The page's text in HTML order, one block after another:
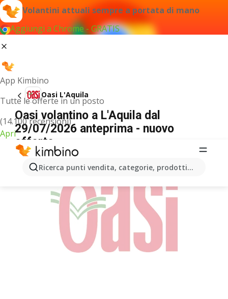
Volantini attuali sempre a portata di mano
Aggiungi a Chrome - GRATIS
App Kimbino
Tutte le offerte in un posto
(14.100 recensioni)
Apri
Ricerca punti vendita, categorie, prodotti...
Oasi L'Aquila
Oasi volantino a L'Aquila dal
29/07/2026 anteprima - nuovo
offerte